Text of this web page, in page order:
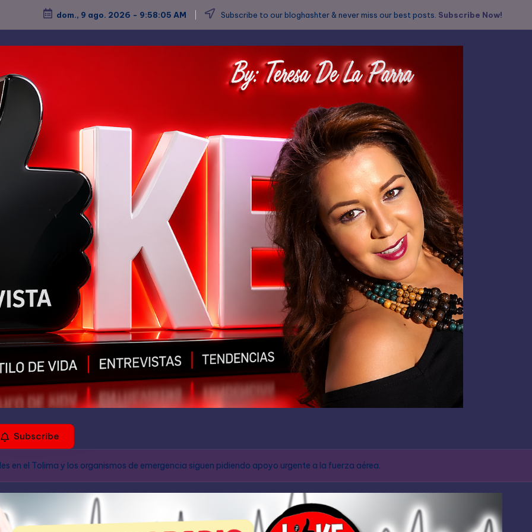
dom., 9 ago. 2026 - 9:58:07 AM Subscribe to our bloghashter & never miss our best posts. Subscribe Now!
Subscribe
en el Tolima y los organismos de emergencia siguen pidiendo apoyo urgente a la fuerza aérea.